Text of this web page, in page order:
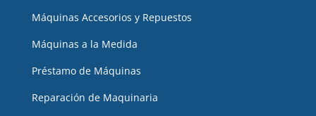
Máquinas Accesorios y Repuestos
Máquinas a la Medida
Préstamo de Máquinas
Reparación de Maquinaria